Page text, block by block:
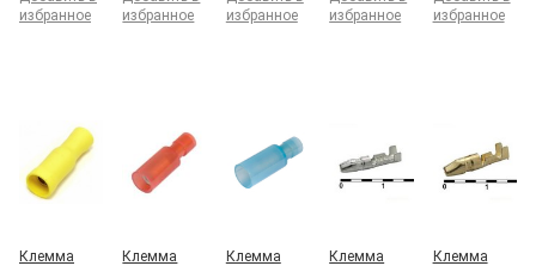
избранное
избранное
избранное
избранное
избранное
Клемма
Клемма
Клемма
Клемма
Клемма